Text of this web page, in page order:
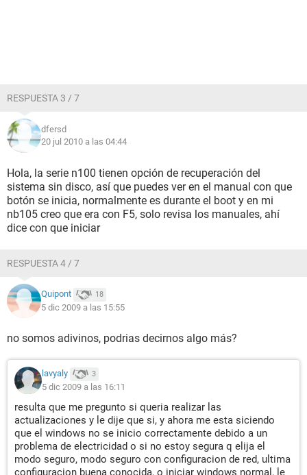
RESPUESTA 3 / 7
dfersd
20 jul 2010 a las 04:44
Hola, la serie n100 tienen opción de recuperación del
sistema sin disco, así que puedes ver en el manual con que
botón se inicia, normalmente es durante el boot y en mi
nb105 creo que era con F5, solo revisa los manuales, ahí
dice con que iniciar
RESPUESTA 4 / 7
Quipont 18
5 dic 2009 a las 15:55
no somos adivinos, podrias decirnos algo más?
lavyaly 3
5 dic 2009 a las 16:11
resulta que me pregunto si queria realizar las
actualizaciones y le dije que si, y ahora me esta siciendo
que el windows no se inicio correctamente debido a un
problema de electricidad o si no estoy segura q elija el
modo seguro, modo seguro con configuracion de red, ultima
configuracion buena conocida, o iniciar windows normal, le